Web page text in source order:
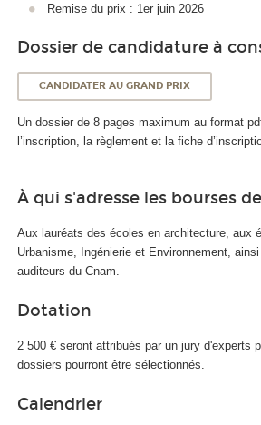
Remise du prix : 1er juin 2026
Dossier de candidature à
CANDIDATER AU GRAND PRIX
Un dossier de 8 pages maximum au format
l’inscription, la règlement et la fiche
À qui s'adresse les bourses
Aux lauréats des écoles en architecture, aux
Urbanisme, Ingénierie et Environnement,
auditeurs du Cnam.
Dotation
2 500 € seront attribués par un jury d'experts
dossiers pourront être sélectionnés.
Calendrier